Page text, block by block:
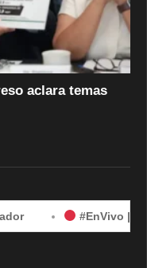
aclara temas
#EnVivo | Demanda